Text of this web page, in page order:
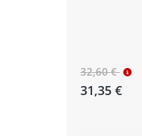
32,60 €
31,35 €